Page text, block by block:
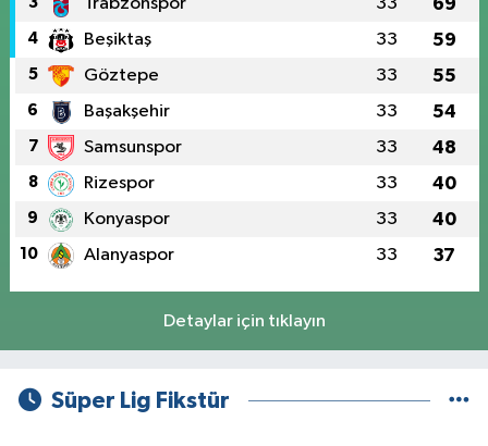
4 Beşiktaş 33 59
5 Göztepe 33 55
6 Başakşehir 33 54
7 Samsunspor 33 48
8 Rizespor 33 40
9 Konyaspor 33 40
10 Alanyaspor 33 37
Detaylar için tıklayın
Süper Lig Fikstür